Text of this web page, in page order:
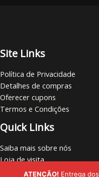
Site Links
Política de Privacidade
Detalhes de compras
Oferecer cupons
Termos e Condições
Quick Links
Saiba mais sobre nós
Loja de visita
Vamos nos conectar
ATENÇÃO! Entrega dos